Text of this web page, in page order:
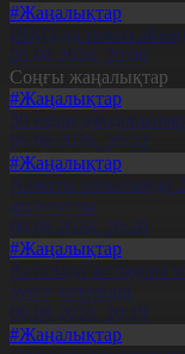
#Жаңалықтар
ШҚО-да тамыз
06.08.2026, 20:00
Соңғы жаңалықтар
#Жаңалықтар
30 елдің
06.08.2026, 20:22
#Жаңалықтар
Алматы облысында
атсалысты
06.08.2026, 20:20
#Жаңалықтар
Астанада жолаушы
әуеге көтерілді
06.08.2026, 20:19
#Жаңалықтар